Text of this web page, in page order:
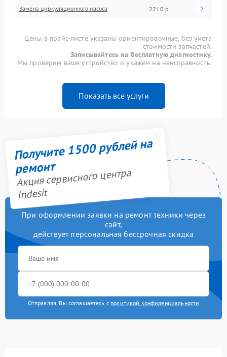
Замена циркуляционного насоса 2210 р
Цены в прайс-листе указаны ориентировочные, без учета
стоимости запчастей.
Записывайтесь на бесплатную диагностику.
Мы проверим ваше устройство и укажем на неисправность.
Показать все услуги
Получите 1500 рублей на
ремонт
Акция сервисного центра
Indesit
При оформлении заявки на ремонт техники через
сайт,
действует персональная бессрочная скидка
Отправляя, Вы соглашаетесь с политикой конфиденциальности